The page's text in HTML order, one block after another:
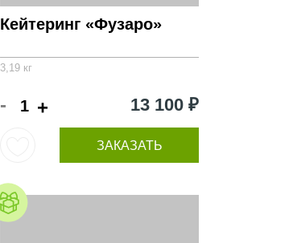
Кейтеринг «Фузаро»
3,19 кг
- + 13 100 ₽
ЗАКАЗАТЬ